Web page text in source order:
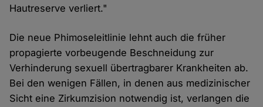
Hautre­serve verliert."
Die neue Phimoseleitlinie lehnt auch die früher
propagierte vorbeugende Beschneidung zur
Verhinderung sexuell übertragbarer Krankheiten ab.
Bei den wenigen Fällen, in denen aus medizinischer
Sicht eine Zirkumzision notwendig ist, verlangen die